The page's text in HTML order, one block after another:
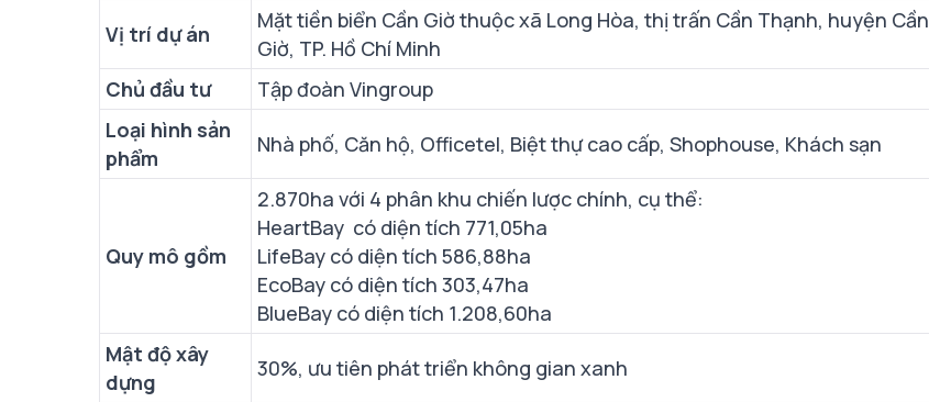
Vị trí dự án
Mặt tiền biển Cần Giờ thuộc xã Long Hòa, thị trấn Cần Thạnh, huyện Cần
Giờ, TP. Hồ Chí Minh
Chủ đầu tư
Tập đoàn Vingroup
Loại hình sản
phẩm
Nhà phố, Căn hộ, Officetel, Biệt thự cao cấp, Shophouse, Khách sạn
Quy mô gồm
2.870ha với 4 phân khu chiến lược chính, cụ thể:
HeartBay có diện tích 771,05ha
LifeBay có diện tích 586,88ha
EcoBay có diện tích 303,47ha
BlueBay có diện tích 1.208,60ha
Mật độ xây
dựng
30%, ưu tiên phát triển không gian xanh